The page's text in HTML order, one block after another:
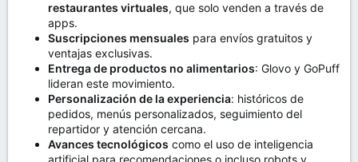
restaurantes virtuales, que solo venden a través de
apps.
Suscripciones mensuales para envíos gratuitos y
ventajas exclusivas.
Entrega de productos no alimentarios: Glovo y GoPuff
lideran este movimiento.
Personalización de la experiencia: históricos de
pedidos, menús personalizados, seguimiento del
repartidor y atención cercana.
Avances tecnológicos como el uso de inteligencia
artificial para recomendaciones o incluso robots y